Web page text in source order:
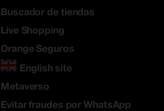
Buscador de tiendas
Live Shopping
Orange Seguros
English site
Metaverso
Evitar fraudes por WhatsApp